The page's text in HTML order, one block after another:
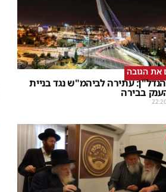
את הגובה
עתירה לביהמ"ש נגד בניית
בבירה
22:20